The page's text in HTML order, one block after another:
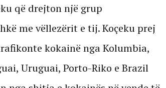
që drejton një grup
me vëllezërit e tij. Koçeku prej
kokainë nga Kolumbia,
Uruguai, Porto-Riko e Brazil